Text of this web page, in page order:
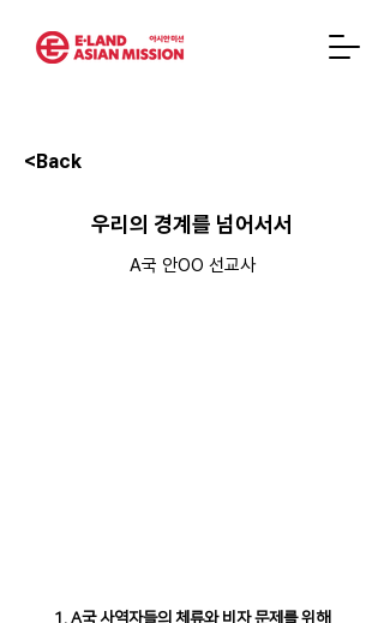
<Back
우리의 경계를 넘어서서
A국 안OO 선교사
1. A국 사역자들의 체류와 비자 문제를 위해